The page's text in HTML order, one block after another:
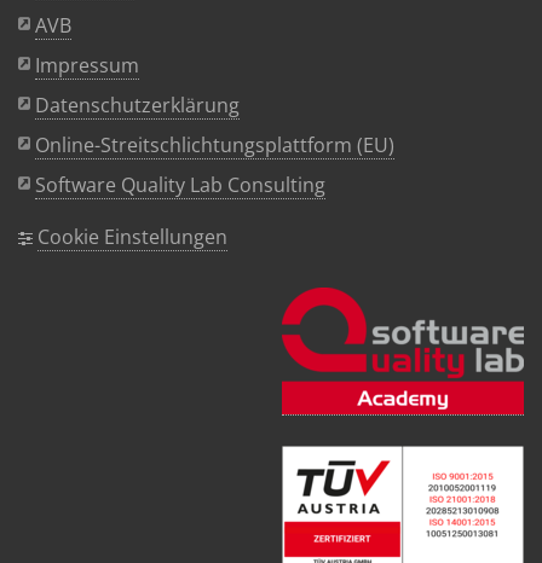
AVB
Impressum
Datenschutzerklärung
Online-Streitschlichtungsplattform (EU)
Software Quality Lab Consulting
Cookie Einstellungen